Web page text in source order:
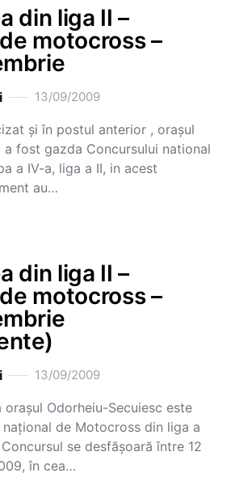
din liga II –
motocross –
13/09/2009
şi în postul anterior , oraşul
a fost gazda Concursului national
a IV-a, liga a II, in acest
au…
din liga II –
motocross –
13/09/2009
oraşul Odorheiu-Secuiesc este
de Motocross din liga a
se desfăşoară între 12
în cea…